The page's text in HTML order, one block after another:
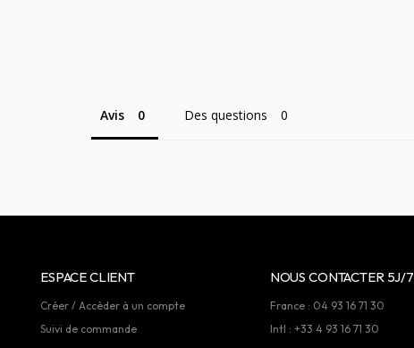
Avis Des questions
ESPACE CLIENT
Créer / Accèder à un compte
Suivi de commande
NOUS CONTACTER 5J/7
France : 04 93 16 71 30
Intl : +33 4 93 16 71 30